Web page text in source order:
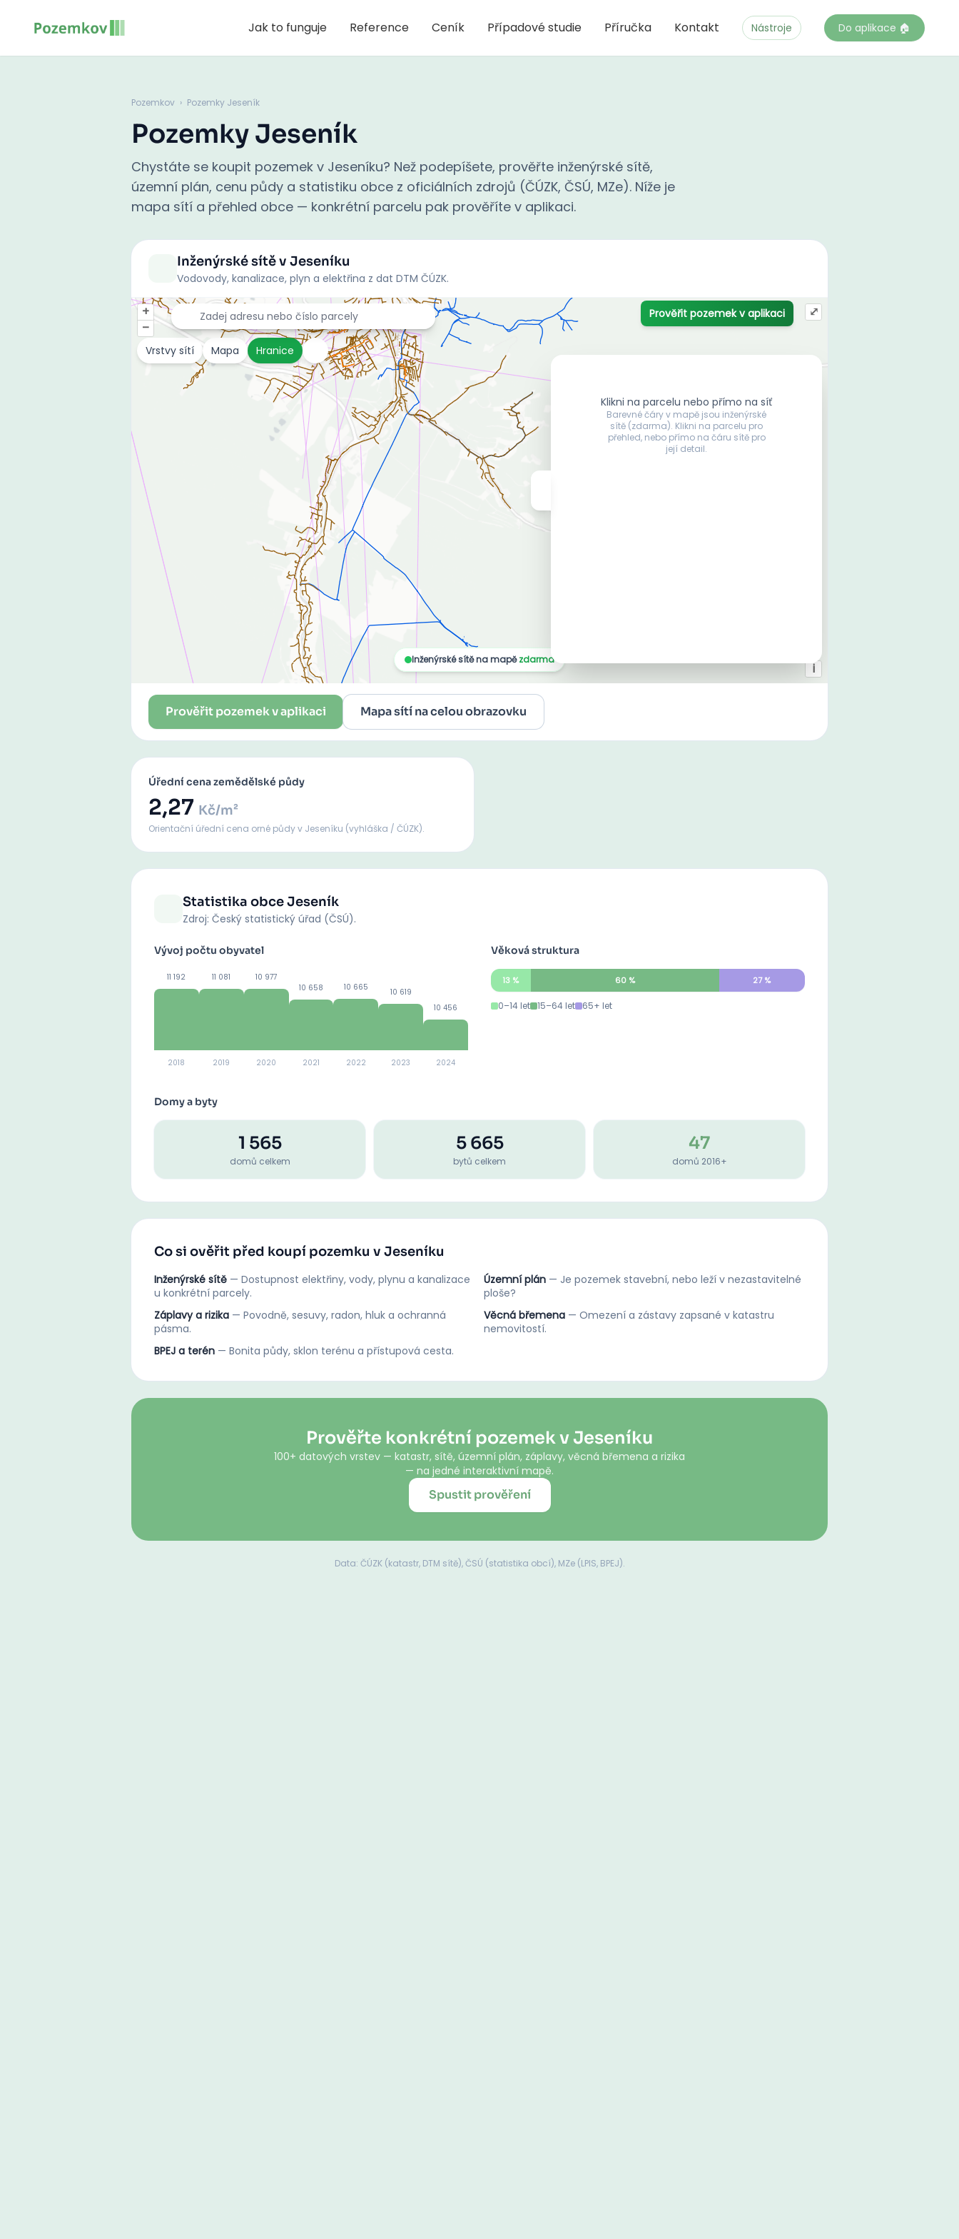
Jak to funguje Reference Ceník Případové studie Příručka Kontakt Nástroje Do aplikace 🏠
Pozemkov › Pozemky Jeseník
Pozemky Jeseník
Chystáte se koupit pozemek v Jeseníku? Než podepíšete, prověřte inženýrské sítě,
územní plán, cenu půdy a statistiku obce z oficiálních zdrojů (ČÚZK, ČSÚ, MZe). Níže je
mapa sítí a přehled obce — konkrétní parcelu pak prověříte v aplikaci.
Inženýrské sítěv Jeseníku
Vodovody, kanalizace, plyn a elektřina z dat DTM ČÚZK.
Prověřit pozemek v aplikaci Mapa sítí na celou obrazovku
Úřední cena zemědělské půdy
2,27 Kč/m²
Orientační úřední cena orné půdyv Jeseníku (vyhláška / ČÚZK).
Statistika obceJeseník
Zdroj: Český statistický úřad (ČSÚ).
Vývoj počtu obyvatel
11 192
2018
11 081
2019
10 977
2020
10 658
2021
10 665
2022
10 619
2023
10 456
2024
Věková struktura
13 % 60% 27%
0–14 let 15–64 let 65+ let
Domy a byty
1 565
domů celkem
5 665
bytů celkem
47
domů 2016+
Co si ověřit před koupí pozemku v Jeseníku
Inženýrské sítě — Dostupnost elektřiny, vody, plynu a kanalizace
u konkrétní parcely.
Územní plán — Je pozemek stavební, nebo leží v nezastavitelné
ploše?
Záplavy a rizika — Povodně, sesuvy, radon, hluk a ochranná
pásma.
Věcná břemena — Omezení a zástavy zapsané v katastru
nemovitostí.
BPEJ a terén — Bonita půdy, sklon terénu a přístupová cesta.
Prověřte konkrétní pozemek v Jeseníku
100+ datových vrstev — katastr, sítě, územní plán, záplavy, věcná břemena a rizika
— na jedné interaktivní mapě.
Spustit prověření
Data: ČÚZK (katastr, DTM sítě), ČSÚ (statistika obcí), MZe (LPIS, BPEJ).